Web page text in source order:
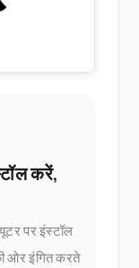
करें,
पर इंस्टॉल
ओर इंगित करते